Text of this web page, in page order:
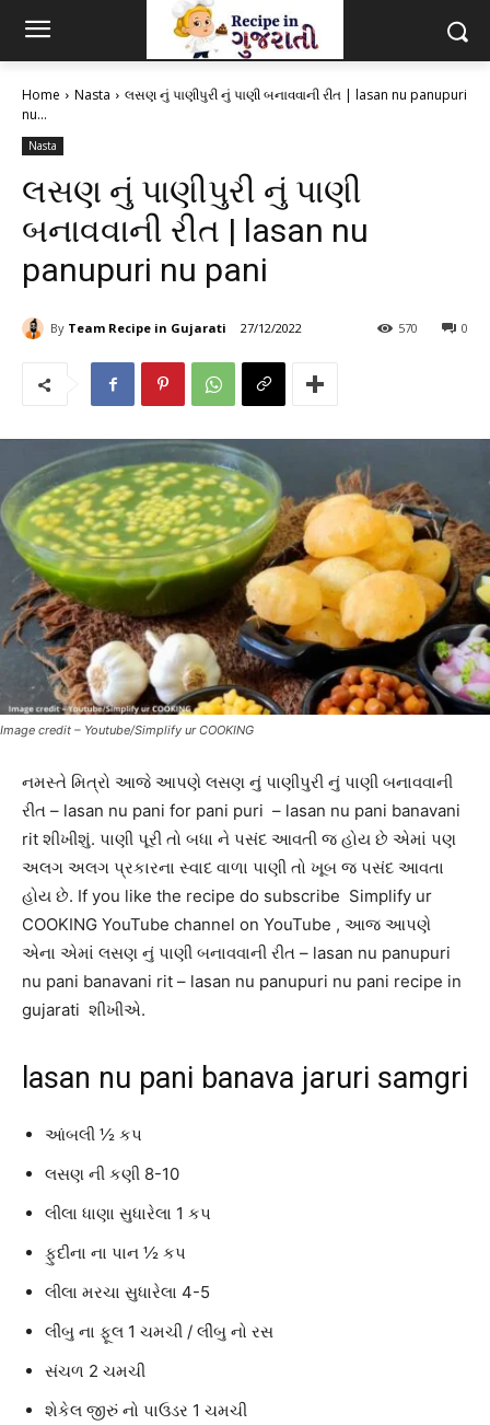
Home Nasta
લસણ નું પાણીપુરી નું પાણી બનાવવાની રીત | lasan nu panupuri
nu...
Nasta
લસણ નું પાણીપુરી નું પાણી
બનાવવાની રીત | lasan nu
panupuri nu pani
By Team Recipe in Gujarati 27/12/2022 0
570
Image credit – Youtube/Simplify ur COOKING
નમસ્તે મિત્રો આજે આપણે લસણ નું પાણીપુરી નું પાણી બનાવવાની
રીત – lasan nu pani for pani puri – lasan nu pani banavani
rit શીખીશું. પાણી પૂરી તો બધા ને પસંદ આવતી જ હોય છે એમાં પણ
અલગ અલગ પ્રકારના સ્વાદ વાળા પાણી તો ખૂબ જ પસંદ આવતા
હોય છે. If you like the recipe do subscribe Simplify ur
COOKING YouTube channel on YouTube , આજ આપણે
એના એમાં લસણ નું પાણી બનાવવાની રીત – lasan nu panupuri
nu pani banavani rit – lasan nu panupuri nu pani recipe in
gujarati શીખીએ.
lasan nu pani banava jaruri samgri
આંબલી ½ કપ
લસણ ની કણી 8-10
લીલા ધાણા સુધારેલા 1 કપ
ફુદીના ના પાન ½ કપ
લીલા મરચા સુધારેલા 4-5
લીંબુ ના ફૂલ 1 ચમચી / લીંબુ નો રસ
સંચળ 2 ચમચી
શેકેલ જીરું નો પાઉડર 1 ચમચી